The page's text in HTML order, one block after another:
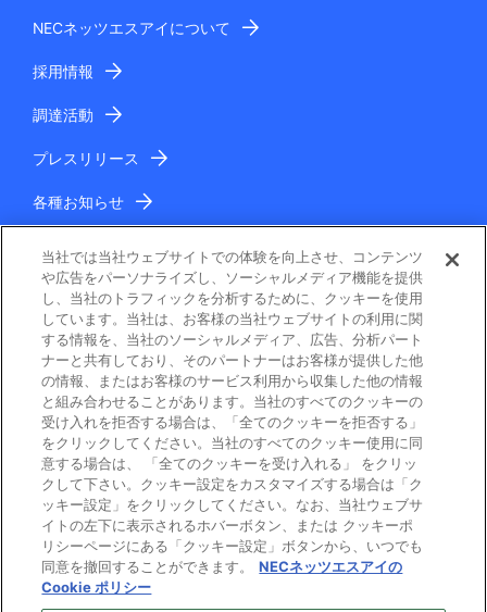
NECネッツエスアイについて
採用情報
調達活動
プレスリリース
各種お知らせ
電子公告
ご利用条件
個人情報保護
Cookie ポリシー
当社では当社ウェブサイトでの体験を向上させ、コンテンツ
や広告をパーソナライズし、ソーシャルメディア機能を提供
し、当社のトラフィックを分析するために、クッキーを使用
しています。当社は、お客様の当社ウェブサイトの利用に関
する情報を、当社のソーシャルメディア、広告、分析パート
ナーと共有しており、そのパートナーはお客様が提供した他
の情報、またはお客様のサービス利用から収集した他の情報
と組み合わせることがあります。当社のすべてのクッキーの
受け入れを拒否する場合は、「全てのクッキーを拒否する」
をクリックしてください。当社のすべてのクッキー使用に同
意する場合は、 「全てのクッキーを受け入れる」 をクリッ
クして下さい。クッキー設定をカスタマイズする場合は「ク
ッキー設定」をクリックしてください。なお、当社ウェブサ
イトの左下に表示されるホバーボタン、または クッキーポ
リシーページにある「クッキー設定」ボタンから、いつでも
同意を撤回することができます。
NECネッツエスアイの
Cookie ポリシー